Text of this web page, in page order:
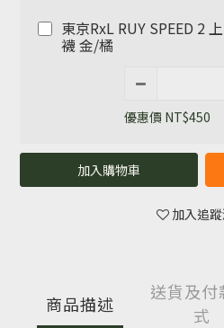
東京RxL RUY SPEED 2
襪 金/橘
優惠價 NT$450
加入購物車
加入追
商品描述
送貨及付
式